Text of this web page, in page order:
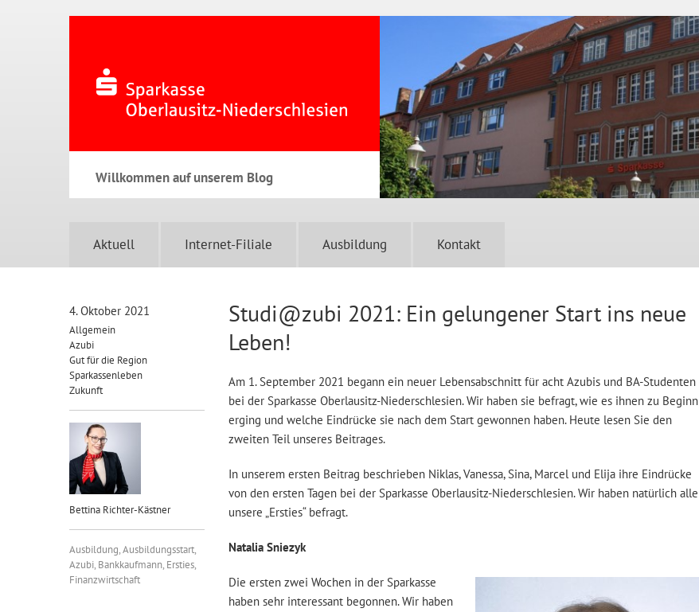
Willkommen auf unserem Blog
Aktuell Internet-Filiale Ausbildung Kontakt
4. Oktober 2021
Allgemein
Azubi
Gut für die Region
Sparkassenleben
Zukunft
Bettina Richter-Kästner
Ausbildung,Ausbildungsstart,
Azubi, Bankkaufmann, Ersties,
Finanzwirtschaft
Studi@zubi 2021: Ein gelungener Start ins neue
Leben!
Am 1. September 2021 begann ein neuer Lebensabschnitt für acht Azubis und BA-Studenten
bei der Sparkasse Oberlausitz-Niederschlesien. Wir haben sie befragt, wie es ihnen zu Beginn
erging und welche Eindrücke sie nach dem Start gewonnen haben. Heute lesen Sie den
zweiten Teil unseres Beitrages.
In unserem ersten Beitrag beschrieben Niklas, Vanessa, Sina, Marcel und Elija ihre Eindrücke
von den ersten Tagen bei der Sparkasse Oberlausitz-Niederschlesien. Wir haben natürlich alle
unsere „Ersties“ befragt.
Natalia Sniezyk
Die ersten zwei Wochen in der Sparkasse
haben sehr interessant begonnen. Wir haben